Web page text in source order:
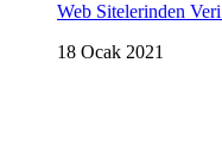
Web Sitelerinden
18 Ocak 2021